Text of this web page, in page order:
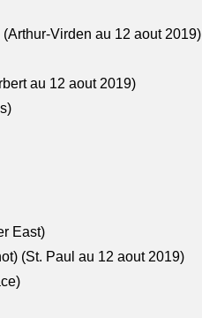
Virden au 12 aout 2019)
au 12 aout 2019)
East)
(St. Paul au 12 aout 2019)